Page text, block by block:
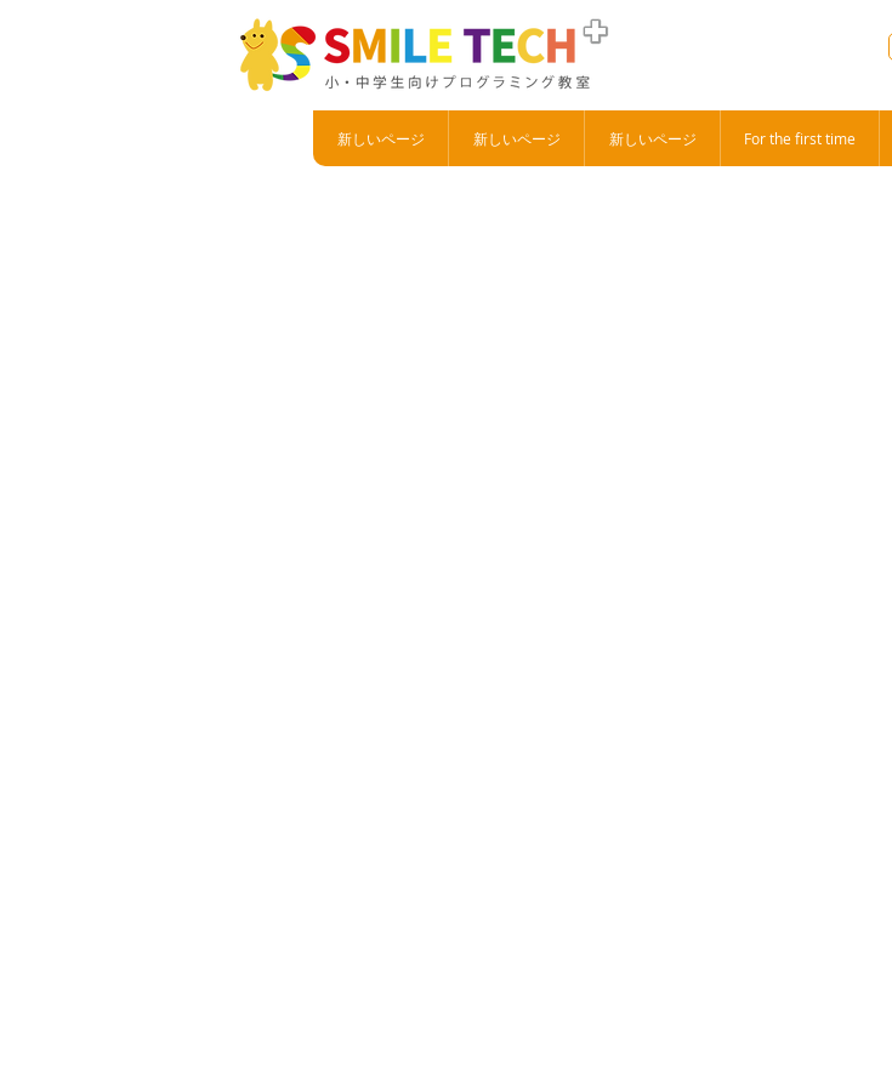
新しいページ 新しいページ 新しいページ For the first time